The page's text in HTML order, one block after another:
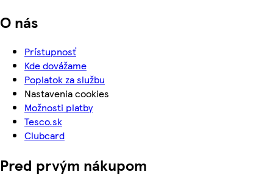
O nás
Prístupnosť
Kde dovážame
Poplatok za službu
Nastavenia cookies
Možnosti platby
Tesco.sk
Clubcard
Pred prvým nákupom